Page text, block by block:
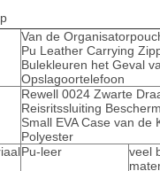
Van de
Pu Leather Carrying
Bulekleuren het Geval
Opslagoortelefoon
Rewell 0024 Zwarte
Reisritssluiting
Small EVA Case van de
Polyester
Pu-leer
veel